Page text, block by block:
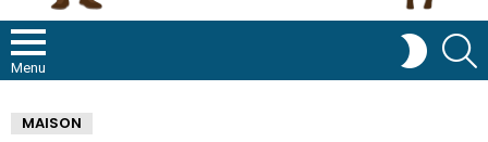
Menu
SWITCH
SKIN
MAISON